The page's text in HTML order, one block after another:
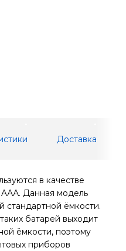
Доставка
в качестве
Данная модель
стандартной ёмкости.
батарей выходит
ёмкости, поэтому
приборов